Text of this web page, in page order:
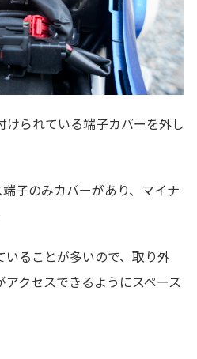
けられている端子カバーを外し
子のみカバーがあり、マイナ
いることが多いので、取り外
クセスできるようにスペース